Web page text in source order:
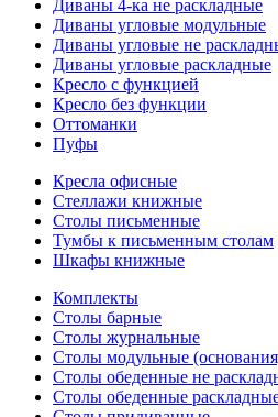
Диваны 4-ка не раскладные
Диваны угловые модульные
Диваны угловые не
Диваны угловые раскладные
Кресло с функцией
Кресло без функции
Оттоманки
Пуфы
Кресла офисные
Стеллажи книжные
Столы письменные
Тумбы к письменным столам
Шкафы книжные
Комплекты
Столы барные
Столы журнальные
Столы модульные
Столы обеденные не
Столы обеденные